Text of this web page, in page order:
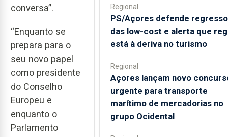
conversa”.
“Enquanto se
prepara para o
seu novo papel
como presidente
do Conselho
Europeu e
enquanto o
Parlamento
Regional
PS/Açores defende regresso
das low-cost e alerta que
está à deriva no turismo
Regional
Açores lançam novo
urgente para transporte
marítimo de mercadorias no
grupo Ocidental